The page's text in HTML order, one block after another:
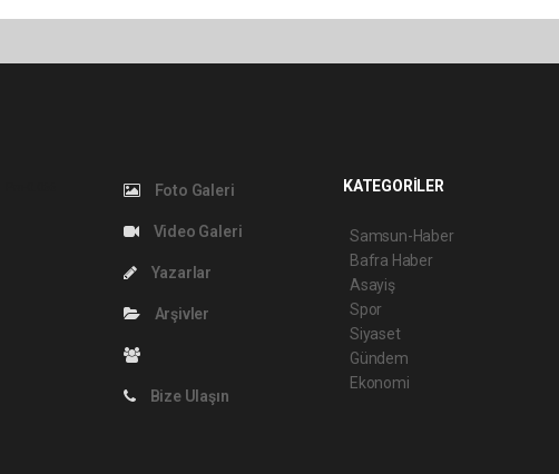
Foto Galeri
Video Galeri
Yazarlar
Arşivler
Bize Ulaşın
KATEGORİLER
Samsun-Haber
Bafra Haber
Asayiş
Spor
Siyaset
Gündem
Ekonomi